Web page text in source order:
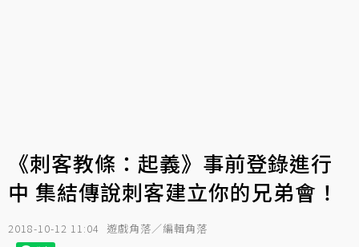
《刺客教條：起義》事前登錄進行
中 集結傳說刺客建立你的兄弟會！
2018-10-12 11:04 遊戲角落／編輯角落